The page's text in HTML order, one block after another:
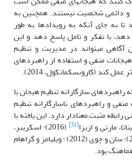
و دائمی شخصیت نیستند. همچنین به
به جای آنکه به رویدادها به طور
دهد، با تفکر و تامل پاسخ دهد و این
آگاهی می­تواند در مدیریت و تنظیم
منفی و استفاده از راهبردهای
کند (کارونسکمانکول، 2014).
سازگارانه تنظیم هیجان با
منفی و راهبردهای ناسازگارانه تنظیم
رابطه مثبت معنادار دارد. این یافته با
مارتی و ازیزا[31]
(2016)؛ اسکریبر،
(2012)؛ سان و چوی (2012) ؛ ویلیامز و گراهام